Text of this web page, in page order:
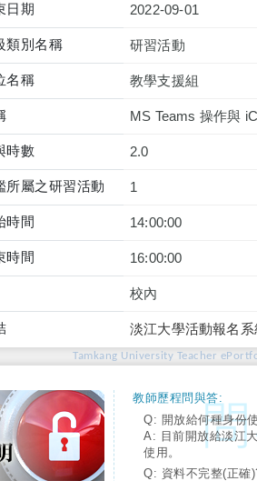
日期 2022-09-01
類別名稱 研習活動
名稱 教學支援組
MS Teams 操作與
時數 2.0
所屬之研習活動 1
時間 14:00:00
時間 16:00:00
校內
淡江大學活動報名
Tamkang University Teacher
教師歷程問與答:
Q: 開放給何種身份
A: 目前開放給淡江
使用。
Q: 資料不完整(正確